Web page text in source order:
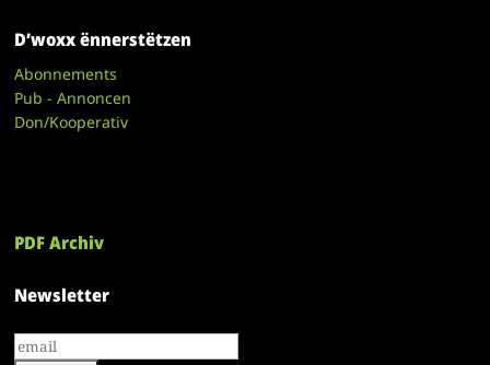
D’woxx ënnerstëtzen
Abonnements
Pub - Annoncen
Don/Kooperativ
PDF Archiv
Newsletter